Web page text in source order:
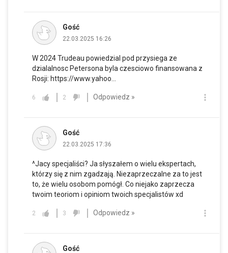
Gość
22.03.2025 16:26
W 2024 Trudeau powiedzial pod przysiega ze
dzialalnosc Petersona byla czesciowo finansowana z
Rosji: https://www.yahoo...
6 2 Odpowiedz »
Gość
22.03.2025 17:36
^Jacy specjaliści? Ja słyszałem o wielu ekspertach,
którzy się z nim zgadzają. Niezaprzeczalne za to jest
to, że wielu osobom pomógł. Co niejako zaprzecza
twoim teoriom i opiniom twoich specjalistów xd
2 3 Odpowiedz »
Gość